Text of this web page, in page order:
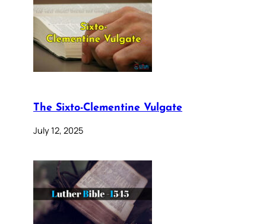
The Sixto-Clementine Vulgate
July 12, 2025